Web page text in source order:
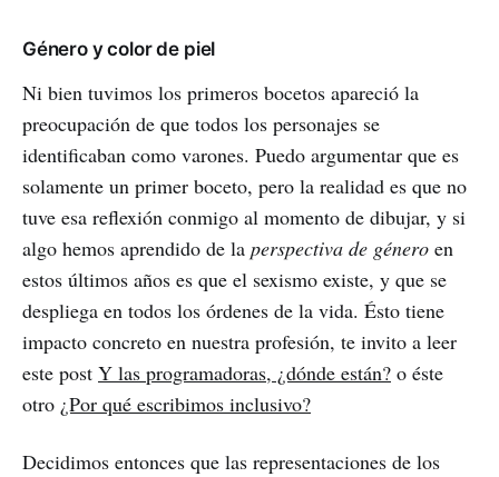
Género y color de piel
Ni bien tuvimos los primeros bocetos apareció la
preocupación de que todos los personajes se
identificaban como varones. Puedo argumentar que es
solamente un primer boceto, pero la realidad es que no
tuve esa reflexión conmigo al momento de dibujar, y si
algo hemos aprendido de la perspectiva de género en
estos últimos años es que el sexismo existe, y que se
despliega en todos los órdenes de la vida. Ésto tiene
impacto concreto en nuestra profesión, te invito a leer
este post Y las programadoras, ¿dónde están? o éste
otro ¿Por qué escribimos inclusivo?
Decidimos entonces que las representaciones de los